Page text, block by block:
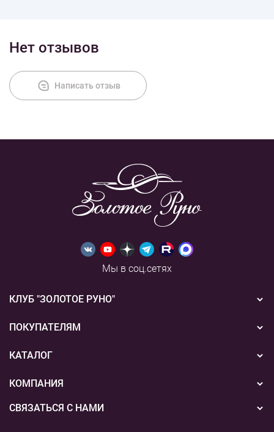
Нет отзывов
Написать отзыв
Мы в соц.сетях
КЛУБ "ЗОЛОТОЕ РУНО"
Новости
Акции
ПОКУПАТЕЛЯМ
Бонусная система
Подарочные сертификаты
Способы оплаты
КАТАЛОГ
Вышивка
Пряжа
КОМПАНИЯ
О нас
СВЯЗАТЬСЯ С НАМИ